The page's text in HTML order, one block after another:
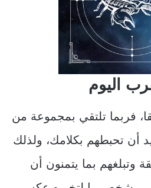
اليوم
فربما تلتقي بمجموعة من
أن تحبطهم بكلامك، ولذلك
وتبلغهم بما يتمنون أن